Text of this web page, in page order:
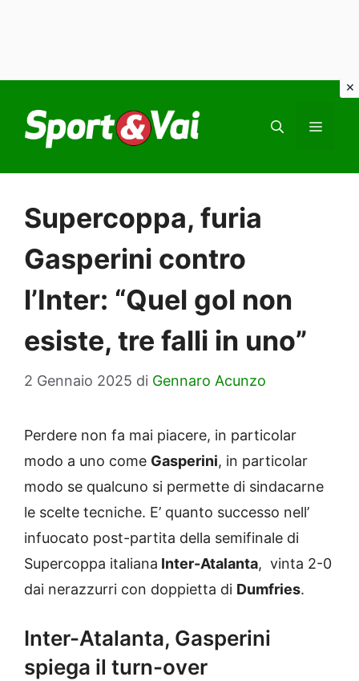
contenuto
Supercoppa, furia
Gasperini contro
l’Inter: “Quel gol non
esiste, tre falli in uno”
2 Gennaio 2025 di Gennaro Acunzo
Perdere non fa mai piacere, in particolar
modo a uno come Gasperini, in particolar
modo se qualcuno si permette di sindacarne
le scelte tecniche. E’ quanto successo nell’
infuocato post-partita della semifinale di
Supercoppa italiana Inter-Atalanta, vinta 2-0
dai nerazzurri con doppietta di Dumfries.
Inter-Atalanta, Gasperini
spiega il turn-over